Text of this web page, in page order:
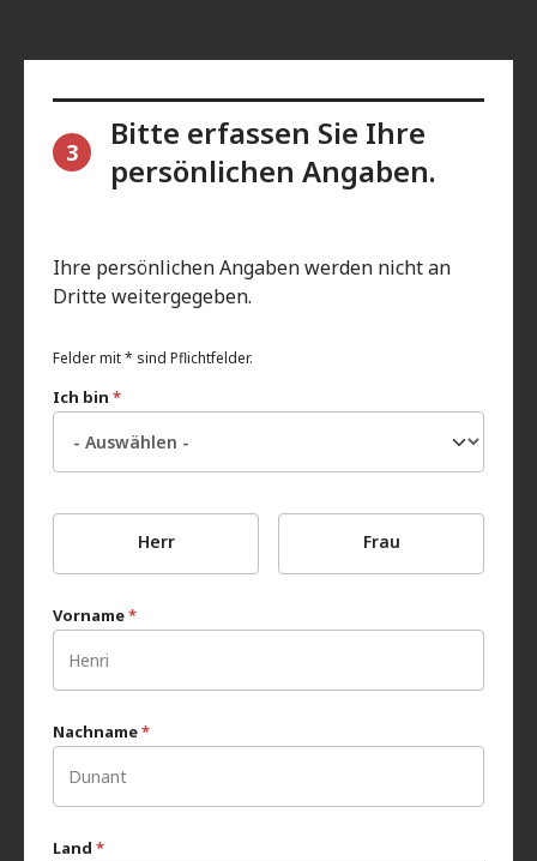
3
Bitte erfassen Sie Ihre
persönlichen Angaben.
Ihre persönlichen Angaben werden nicht an
Dritte weitergegeben.
Felder mit * sind Pflichtfelder.
Ich bin *
Herr Frau
Vorname*
Nachname*
Land *